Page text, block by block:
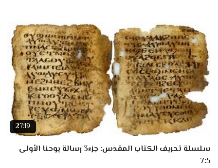
27:19
سلسلة تحريف الكتاب المقدس: جزء3 رسالة يوحنا الأولى
7:5